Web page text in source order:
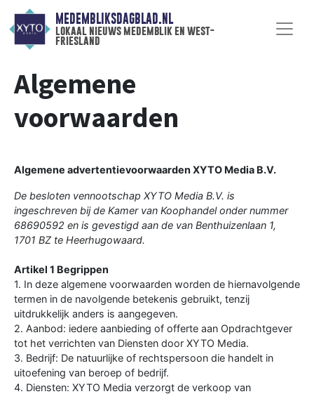
MEDEMBLIKSDAGBLAD.NL
lokaal nieuws medemblik en west-
friesland
Algemene
voorwaarden
Algemene advertentievoorwaarden XYTO Media B.V.
De besloten vennootschap XYTO Media B.V. is
ingeschreven bij de Kamer van Koophandel onder nummer
68690592 en is gevestigd aan de van Benthuizenlaan 1,
1701 BZ te Heerhugowaard.
Artikel 1 Begrippen
1. In deze algemene voorwaarden worden de hiernavolgende
termen in de navolgende betekenis gebruikt, tenzij
uitdrukkelijk anders is aangegeven.
2. Aanbod: iedere aanbieding of offerte aan Opdrachtgever
tot het verrichten van Diensten door XYTO Media.
3. Bedrijf: De natuurlijke of rechtspersoon die handelt in
uitoefening van beroep of bedrijf.
4. Diensten: XYTO Media verzorgt de verkoop van